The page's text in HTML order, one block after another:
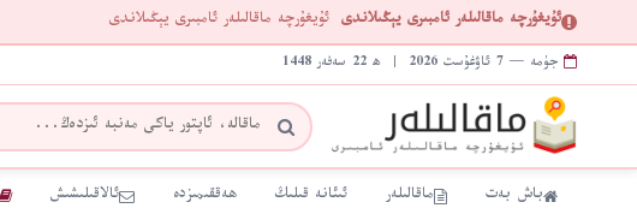
ئۇيغۇرچە ماقالىلەر ئامبىرى يېڭىلاندى ئۇيغۇرچە ماقالىلەر ئامبىرى يېڭىلاندى
جۈمە — 7 ئاۋغۇست 2026 | ھ 22 سەفەر 1448
باش بەت ماقالىلەر ئىئانە قىلىڭ ھەققىمىزدە ئالاقىلىشىش